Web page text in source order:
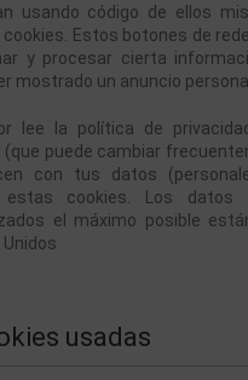
usando código de ellos
Estos botones de
y procesar cierta
mostrado un anuncio
lee la política de
(que puede cambiar
con tus datos
estas cookies. Los datos
el máximo posible
usadas